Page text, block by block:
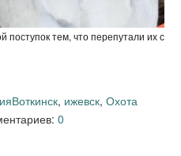
поступок тем, что перепутали их с
Воткинск, ижевск, Охота
0